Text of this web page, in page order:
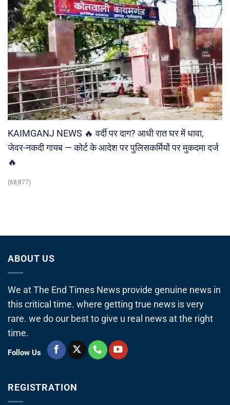
KAIMGANJ NEWS 🔥 वर्दी पर दाग? आधी रात घर में धावा,
जेवर-नकदी गायब — कोर्ट के आदेश पर पुलिसकर्मियों पर मुकदमा दर्ज
🔥
(68,877)
ABOUT US
We at The End Times News provide genuine news in
this critical time. where getting true news is very
rare. we do our best to give u real news at the right
time.
Follow Us
REGISTRATION